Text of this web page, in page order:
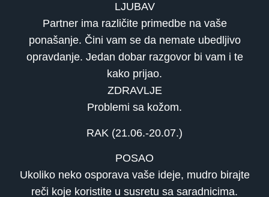
LJUBAV
Partner ima različite primedbe na vaše
ponašanje. Čini vam se da nemate ubedljivo
opravdanje. Jedan dobar razgovor bi vam i te
kako prijao.
ZDRAVLJE
Problemi sa kožom.
RAK (21.06.-20.07.)
POSAO
Ukoliko neko osporava vaše ideje, mudro birajte
reči koje koristite u susretu sa saradnicima.